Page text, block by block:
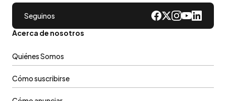
Seguinos
Acerca de nosotros
Quiénes Somos
Cómo suscribirse